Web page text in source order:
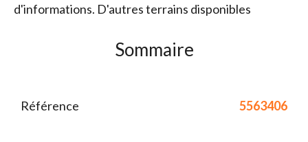
d'informations. D'autres terrains disponibles
Sommaire
Référence 5563406